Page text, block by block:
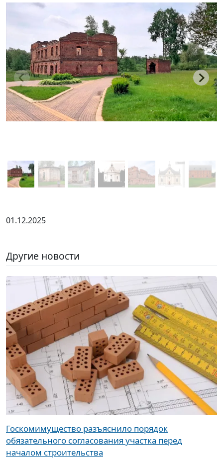
01.12.2025
Другие новости
Госкомимущество разъяснило порядок
обязательного согласования участка перед
началом строительства